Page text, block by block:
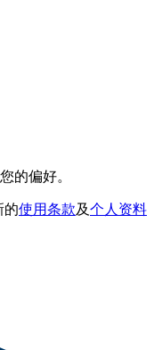
的偏好。
的使用条款及个人资料